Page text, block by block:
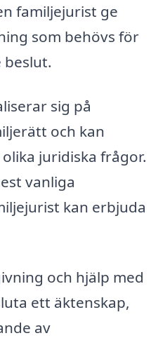
familjejurist ge
som behövs för
sig på
och kan
juridiska frågor.
vanliga
kan erbjuda
och hjälp med
ett äktenskap,
av